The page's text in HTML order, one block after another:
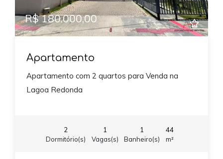
R$ 180.000,00
Apartamento
Apartamento com 2 quartos para Venda na
Lagoa Redonda
2
Dormitório(s)
1
Vagas(s)
1
Banheiro(s)
44
m²